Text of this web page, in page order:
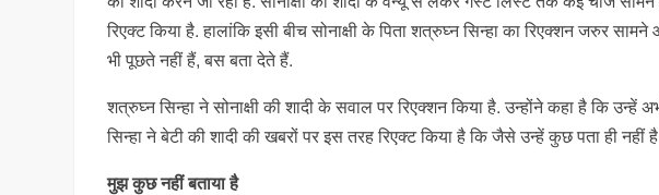
रिएक्ट किया है. हालांकि इसी बीच सोनाक्षी के पिता शत्रुघ्न सिन्हा का रिएक्शन जरुर
भी पूछते नहीं हैं, बस बता देते हैं.
शत्रुघ्न सिन्हा ने सोनाक्षी की शादी के सवाल पर रिएक्शन किया है. उन्होंने कहा है कि
सिन्हा ने बेटी की शादी की खबरों पर इस तरह रिएक्ट किया है कि जैसे उन्हें कुछ पता ही नहीं
मुझ कुछ नहीं बताया है